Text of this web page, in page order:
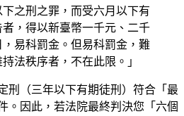
之刑之罪，而受六月以下有
，得以新臺幣一千元、二千
易科罰金。但易科罰金，難
法秩序者，不在此限。」
刑（三年以下有期徒刑）符合「最
。因此，若法院最終判決您「六個